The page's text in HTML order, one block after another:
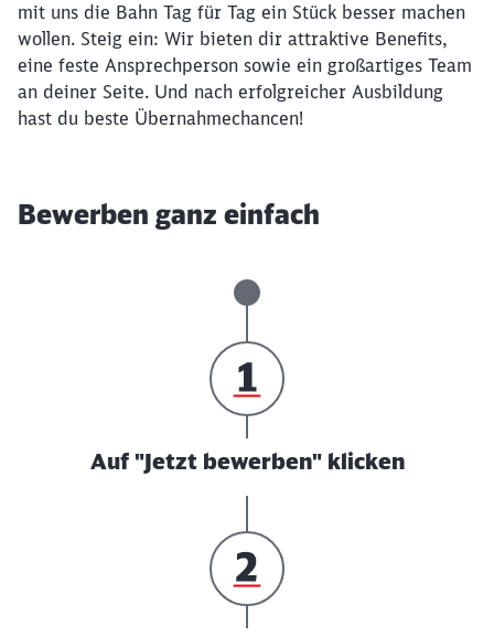
mit uns die Bahn Tag für Tag ein Stück besser machen
wollen. Steig ein: Wir bieten dir attraktive Benefits,
eine feste Ansprechperson sowie ein großartiges Team
an deiner Seite. Und nach erfolgreicher Ausbildung
hast du beste Übernahmechancen!
Bewerben ganz einfach
Auf "Jetzt bewerben" klicken